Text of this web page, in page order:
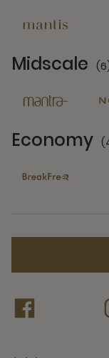
Midscale
Economy